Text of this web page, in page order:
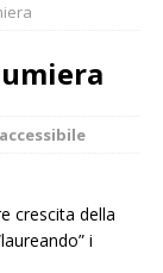
crescita della
i